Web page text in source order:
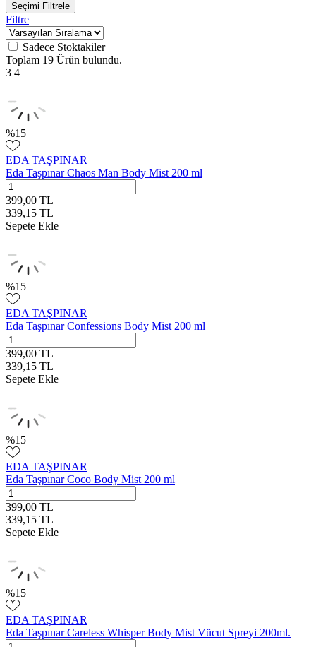
Seçimi Filtrele
Filtre
Sadece Stoktakiler
Toplam 19 Ürün bulundu.
3 4
%15
EDA TAŞPINAR
Eda Taşpınar Chaos Man Body Mist 200 ml
399,00 TL
339,15 TL
Sepete Ekle
%15
EDA TAŞPINAR
Eda Taşpınar Confessions Body Mist 200 ml
399,00 TL
339,15 TL
Sepete Ekle
%15
EDA TAŞPINAR
Eda Taşpınar Coco Body Mist 200 ml
399,00 TL
339,15 TL
Sepete Ekle
%15
EDA TAŞPINAR
Eda Taşpınar Careless Whisper Body Mist Vücut Spreyi 200ml.